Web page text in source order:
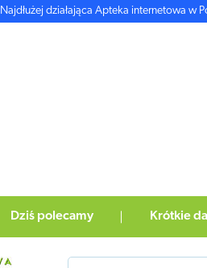
Najdłużej działająca Apteka internetowa w
Dziś polecamy Krótkie